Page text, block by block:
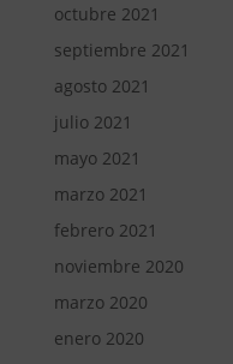
octubre 2021
septiembre 2021
agosto 2021
julio 2021
mayo 2021
marzo 2021
febrero 2021
noviembre 2020
marzo 2020
enero 2020